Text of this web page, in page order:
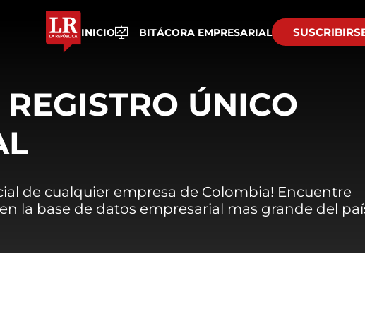
INICIO BITÁCORA EMPRESARIAL
ÚNICO
de cualquier empresa de Colombia! Encuentre
la base de datos empresarial mas grande del